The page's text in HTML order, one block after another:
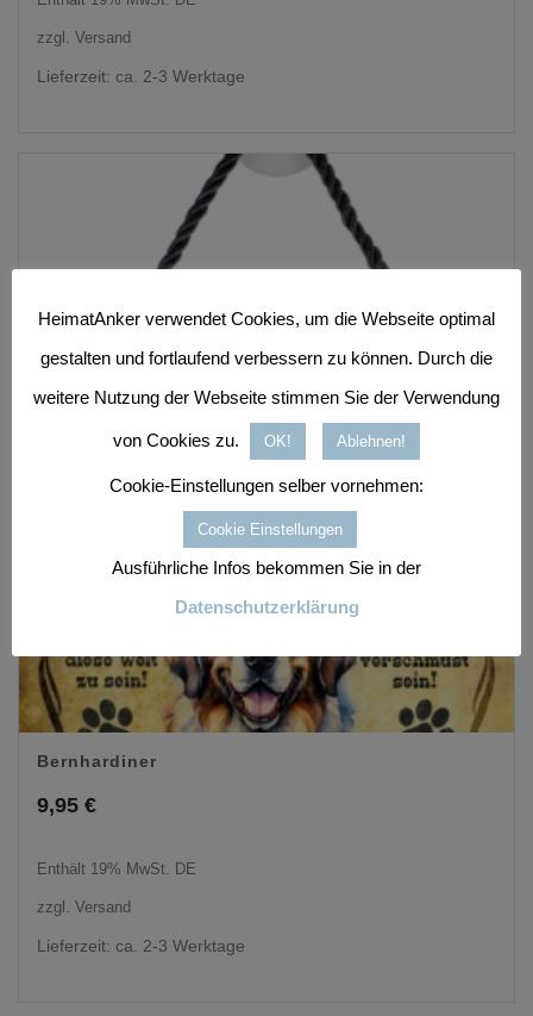
zzgl. Versand
Lieferzeit: ca. 2-3 Werktage
Bernhardiner
9,95 €
Enthält 19% MwSt. DE
zzgl. Versand
Lieferzeit: ca. 2-3 Werktage
HeimatAnker verwendet Cookies, um die Webseite optimal
gestalten und fortlaufend verbessern zu können. Durch die
weitere Nutzung der Webseite stimmen Sie der Verwendung
von Cookies zu. OK! Ablehnen!
Cookie-Einstellungen selber vornehmen:
Cookie Einstellungen
Ausführliche Infos bekommen Sie in der
Datenschutzerklärung